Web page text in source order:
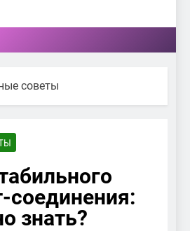
советы
соединения:
знать?